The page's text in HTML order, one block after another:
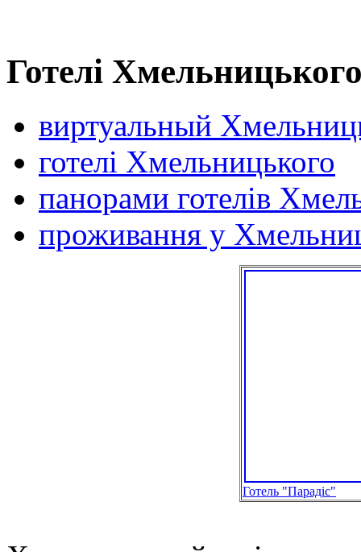
Готелі
виртуальный
готелі Хмельницького
панорами готелів
проживання у
Готель "Парадіс"